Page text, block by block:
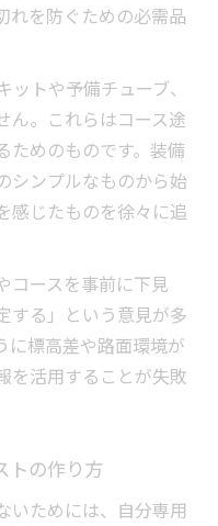
れを防ぐための必需品
トや予備チューブ、
ん。これらはコース途
ためのものです。装備
シンプルなものから始
感じたものを徐々に追
コースを事前に下見
する」という意見が多
に標高差や路面環境が
を活用することが失敗
トの作り方
いためには、自分専用